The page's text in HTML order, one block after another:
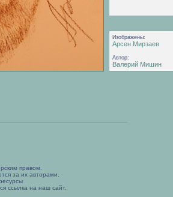
Изображены:
Арсен Мирзаев
Автор:
Валерий Мишин
правом.
за их авторами.
ссылка на наш сайт.